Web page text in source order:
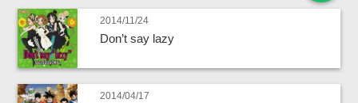
2014/11/24
Don’t say lazy
2014/04/17